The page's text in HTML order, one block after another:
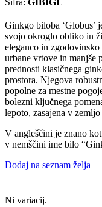
Ginkgo biloba ‘Globus’
svojo okroglo obliko in
eleganco in
urbane vrtove in manjše
prednosti klasičnega
prostora. Njegova
popolne za mestne
bolezni ključnega
lepoto, zasajena v
V angleščini je znano
v nemščini ime bilo
Dodaj na seznam želja
Ni variacij.